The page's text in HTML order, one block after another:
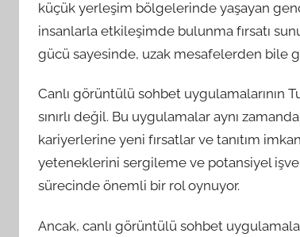
küçük yerleşim bölgelerinde yaşayan
insanlarla etkileşimde bulunma fırsatı
gücü sayesinde, uzak mesafelerden bile
Canlı görüntülü sohbet uygulamalarının
sınırlı değil. Bu uygulamalar aynı
kariyerlerine yeni fırsatlar ve tanıtım
yeteneklerini sergileme ve potansiyel
sürecinde önemli bir rol oynuyor.
Ancak, canlı görüntülü sohbet